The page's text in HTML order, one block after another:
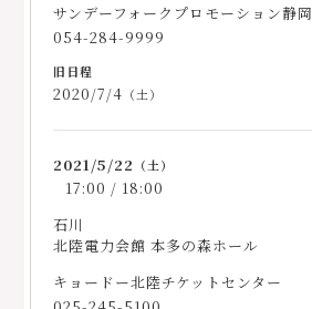
サンデーフォークプロモーション静岡
054-284-9999
2020/7/4 （土）
2021/5/22 （土）
17:00 / 18:00
石川
北陸電力会館 本多の森ホール
キョードー北陸チケットセンター